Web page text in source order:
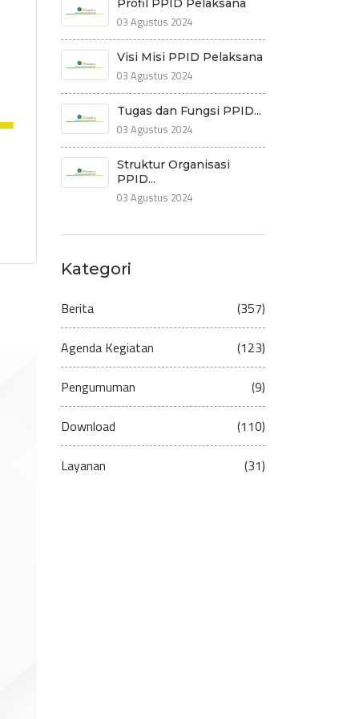
Profil PPID Pelaksana
03 Agustus 2024
Visi Misi PPID Pelaksana
03 Agustus 2024
Tugas dan Fungsi PPID...
03 Agustus 2024
Struktur Organisasi
PPID...
03 Agustus 2024
Kategori
Berita (357)
Agenda Kegiatan (123)
Pengumuman (9)
Download (110)
Layanan (31)